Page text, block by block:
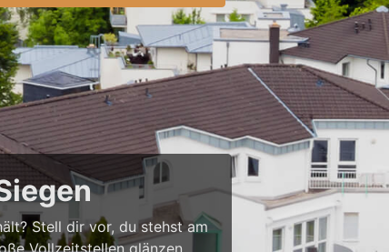
Stell dir vor, du stehst am